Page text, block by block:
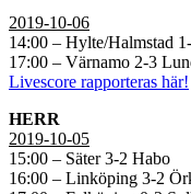
2019-10-06
14:00 – Hylte/Halmstad
17:00 – Värnamo 2-3
Livescore rapporteras här!
HERR
2019-10-05
15:00 – Säter 3-2 Habo
16:00 – Linköping 3-2